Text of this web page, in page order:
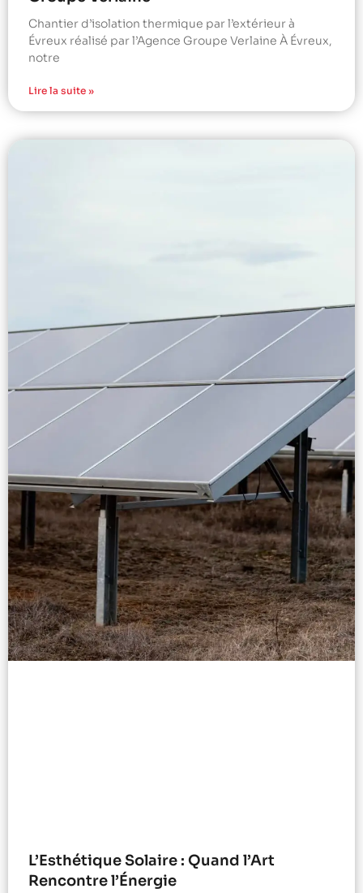
Chantier d’isolation thermique par l’extérieur à
Évreux réalisé par l’Agence Groupe Verlaine À Évreux,
notre
Lire la suite »
L’Esthétique Solaire : Quand l’Art
Rencontre l’Énergie